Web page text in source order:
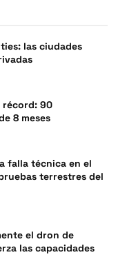
las ciudades
récord: 90
8 meses
falla técnica en el
terrestres del
el dron de
las capacidades